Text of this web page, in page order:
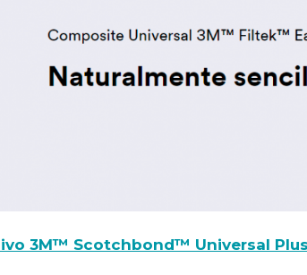
3M™ Scotchbond™ Universal Plus